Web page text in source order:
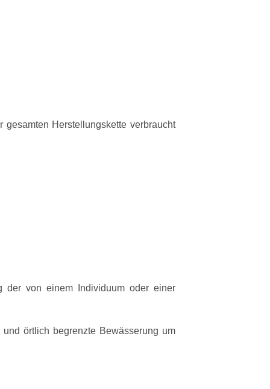
Herstellungskette verbraucht
der von einem Individuum oder einer
örtlich begrenzte Bewässerung um